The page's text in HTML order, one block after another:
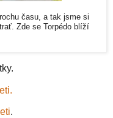
času, a tak jsme si
Zde se Torpédo blíží
.